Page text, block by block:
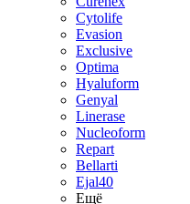
Cytolife
Evasion
Exclusive
Optima
Hyaluform
Genyal
Linerase
Nucleoform
Repart
Bellarti
Ejal40
Ещё